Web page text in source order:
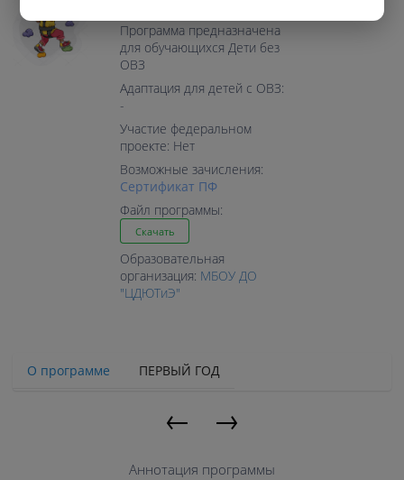
Программа предназначена
для обучающихся Дети без
ОВЗ
Адаптация для детей с ОВЗ:
-
Участие федеральном
проекте: Нет
Возможные зачисления:
Cертификат ПФ
Файл программы:
Скачать
Образовательная
организация: МБОУ ДО
"ЦДЮТиЭ"
О программе ПЕРВЫЙ ГОД
← →
Аннотация программы